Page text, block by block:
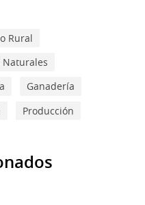
Rural
Naturales
Ganadería
Producción